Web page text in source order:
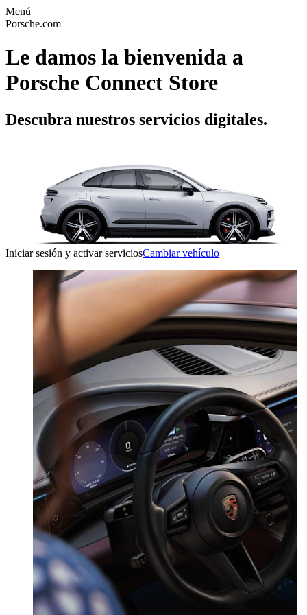
Menú
Porsche.com
Le damos la bienvenida a
Porsche Connect Store
Descubra nuestros servicios digitales.
Iniciar sesión y activar serviciosCambiar vehículo